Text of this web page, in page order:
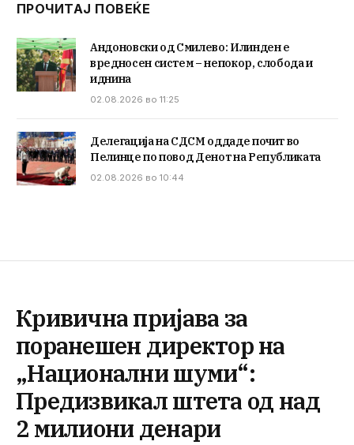
ПРОЧИТАЈ ПОВЕЌЕ
Андоновски од Смилево: Илинден е
вредносен систем – непокор, слобода и
иднина
02.08.2026 во 11:25
Делегација на СДСМ оддаде почит во
Пелинце по повод Денот на Републиката
02.08.2026 во 10:44
Кривична пријава за
поранешен директор на
„Национални шуми“:
Предизвикал штета од над
2 милиони денари